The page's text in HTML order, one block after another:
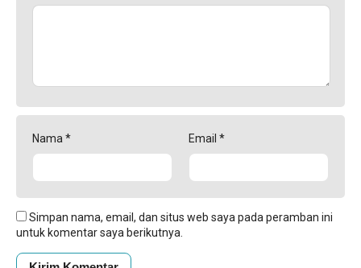
Nama * Email *
Simpan nama, email, dan situs web saya pada peramban ini
untuk komentar saya berikutnya.